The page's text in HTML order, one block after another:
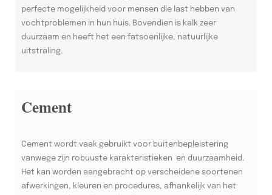
perfecte mogelijkheid voor mensen die last hebben van
vochtproblemen in hun huis. Bovendien is kalk zeer
duurzaam en heeft het een fatsoenlijke, natuurlijke
uitstraling.
Cement
Cement wordt vaak gebruikt voor buitenbepleistering
vanwege zijn robuuste karakteristieken en duurzaamheid.
Het kan worden aangebracht op verscheidene soortenen
afwerkingen, kleuren en procedures, afhankelijk van het